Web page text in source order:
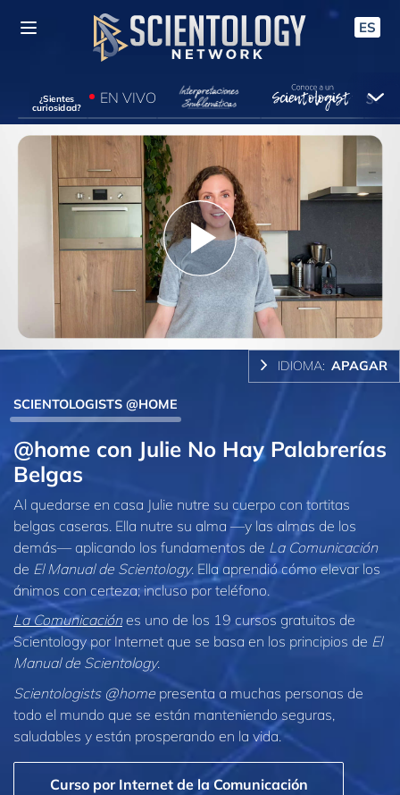
ES
¿Sientes
curiosidad?
EN VIVO
Play
Video
IDIOMA: APAGAR
SCIENTOLOGISTS @HOME
@home con Julie No Hay Palabrerías
Belgas
Al quedarse en casa Julie nutre su cuerpo con tortitas
belgas caseras. Ella nutre su alma —y las almas de los
demás— aplicando los fundamentos de La Comunicación
de El Manual de Scientology. Ella aprendió cómo elevar los
ánimos con certeza; incluso por teléfono.
La Comunicaciónes uno de los 19 cursos gratuitos de
Scientology por Internet que se basa en los principios de El
Manual de Scientology.
Scientologists @home presenta a muchas personas de
todo el mundo que se están manteniendo seguras,
saludables y están prosperando en la vida.
Curso por Internet de la Comunicación